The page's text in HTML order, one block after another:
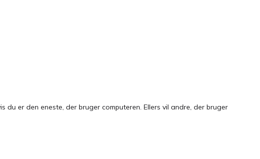
du er den eneste, der bruger computeren. Ellers vil andre, der bruger